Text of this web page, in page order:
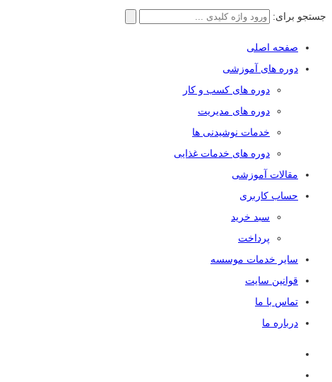
جستجو برای:
صفحه اصلی
دوره های آموزشی
دوره های کسب و کار
دوره های مدیریت
خدمات نوشیدنی ها
دوره های خدمات غذایی
مقالات آموزشی
حساب کاربری
سبد خرید
پرداخت
سایر خدمات موسسه
قوانین سایت
تماس با ما
درباره ما